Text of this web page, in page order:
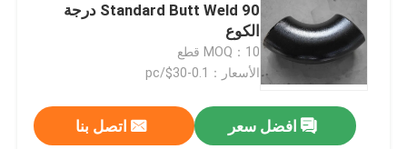
Standard Butt Weld 90 درجة
الكوع
MOQ：10 قطع
الأسعار：0.1-30$/pc
افضل سعر اتصل بنا